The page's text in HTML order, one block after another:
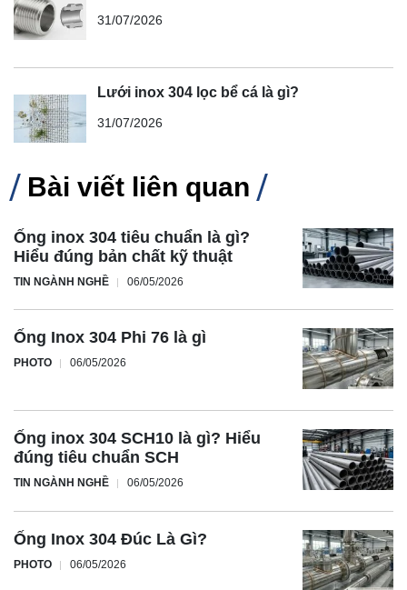
31/07/2026
Lưới inox 304 lọc bể cá là gì?
31/07/2026
Bài viết liên quan
Ống inox 304 tiêu chuẩn là gì?
Hiểu đúng bản chất kỹ thuật
TIN NGÀNH NGHỀ 06/05/2026
Ống Inox 304 Phi 76 là gì
PHOTO 06/05/2026
Ống inox 304 SCH10 là gì? Hiểu
đúng tiêu chuẩn SCH
TIN NGÀNH NGHỀ 06/05/2026
Ống Inox 304 Đúc Là Gì?
PHOTO 06/05/2026